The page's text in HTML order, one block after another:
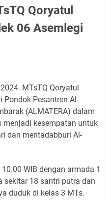
Qoryatul
06 Asemlegi
MTsTQ Qoryatul
Pondok Pesantren Al-
(ALMATERA) dalam
kesempatan untuk
dan mentadabburi Al-
WIB dengan armada 1
sekitar 18 santri putra dan
duduk di kelas 3 MTs.